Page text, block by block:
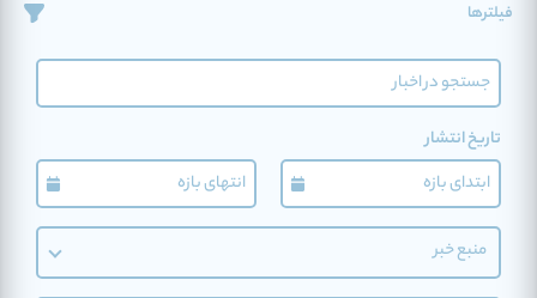
فیلترها
تاریخ انتشار
منبع خبر